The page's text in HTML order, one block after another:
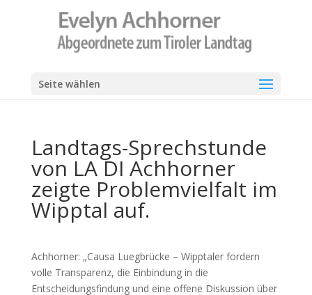
Seite wählen
Landtags-Sprechstunde
von LA DI Achhorner
zeigte Problemvielfalt im
Wipptal auf.
Achhorner: „Causa Luegbrücke – Wipptaler fordern
volle Transparenz, die Einbindung in die
Entscheidungsfindung und eine offene Diskussion über